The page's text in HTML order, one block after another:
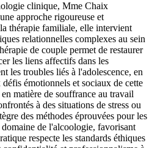
clinique, Mme Chaix
approche rigoureuse et
thérapie familiale, elle intervient
relationnelles complexes au sein
de couple permet de restaurer
les liens affectifs dans les
les troubles liés à l'adolescence, en
émotionnels et sociaux de cette
matière de souffrance au travail
à des situations de stress ou
des méthodes éprouvées pour les
de l'alcoologie, favorisant
respecte les standards éthiques